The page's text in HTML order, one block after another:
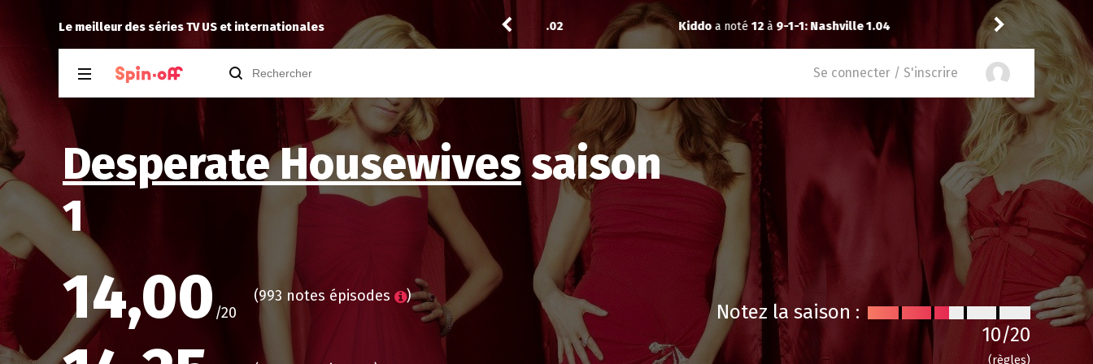
Le meilleur des séries TV US et internationales
rinkera noté10 àThe Walking Dead: Dead City 3.02 Kiddo a noté12à9-1-1: Nashville 1.04 Pudaa noté à
Se connecter / S'inscrire
Desperate Housewivessaison
1
14,00 /20
(993 notes épisodes )
Notez la saison :
10/20
(règles)